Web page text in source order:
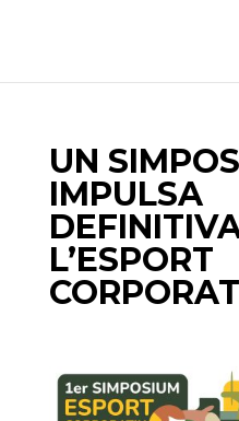
UN
IMPULSA
L’ESPORT